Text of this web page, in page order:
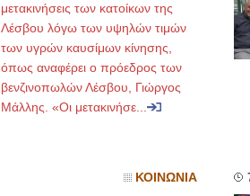
μετακινήσεις των κατοίκων της
Λέσβου λόγω των υψηλών τιμών
των υγρών καυσίμων κίνησης,
όπως αναφέρει ο πρόεδρος των
βενζινοπωλών Λέσβου, Γιώργος
Μάλλης. «Οι μετακινήσε...
ΚΟΙΝΩΝΙΑ